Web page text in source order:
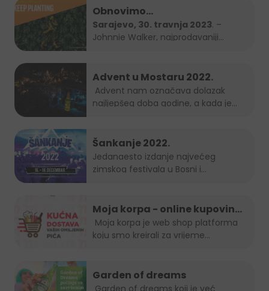
Obnovimo
bosanskohercegovačke šume
zajedno – Keep Planting
Sarajevo, 30. travnja 2023. –
Johnnie Walker, najprodavaniji
Advent u Mostaru 2022.
najljepšeg doba godine, a kada je
Šankanje 2022.
Jedanaesto izdanje najvećeg
zimskog festivala u Bosni i
Moja korpa - online kupovina
je uvijek in!
koju smo kreirali za vrijeme...
Garden of dreams